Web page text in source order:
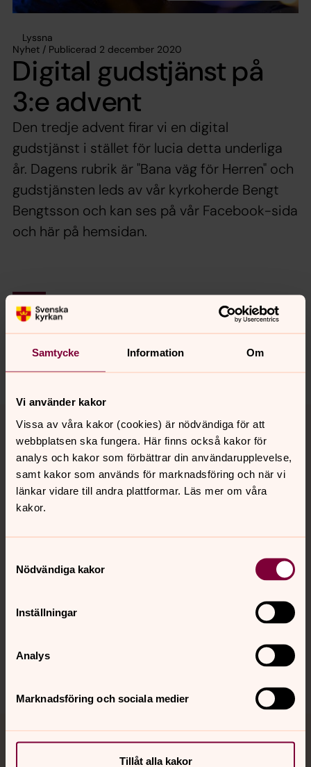
Samtycke Information Om
Vi använder kakor
Vissa av våra kakor (cookies) är nödvändiga för att
webbplatsen ska fungera. Här finns också kakor för
analys och kakor som förbättrar din användarupplevelse,
samt kakor som används för marknadsföring och när vi
länkar vidare till andra plattformar. Läs mer om våra
kakor.
Nödvändiga kakor
Inställningar
Analys
Marknadsföring och sociala medier
Tillåt alla kakor
Lyssna
Nyhet / Publicerad 2 december 2020
Digital gudstjänst på
3:e advent
Den tredje advent firar vi en digital
gudstjänst i stället för lucia detta underliga
år. Dagens rubrik är "Bana väg för Herren" och
gudstjänsten leds av vår kyrkoherde Bengt
Bengtsson och kan ses på vår Facebook-sida
och här på hemsidan.
Synpunkter eller frågor på sidans
innehåll?
Tillbaka till toppen
Tillbaka till innehållet
Kontakt
Kalender
Jourhavande präst